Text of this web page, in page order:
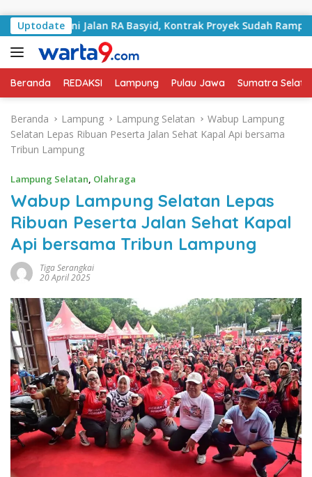
UptodateJalan RA Basyid, Kontrak Proyek Sudah Rampung
Beranda REDAKSI Lampung Pulau Jawa Sumatra
Beranda Lampung Lampung Selatan
Wabup Lampung
Selatan Lepas Ribuan Peserta Jalan Sehat Kapal Api bersama
Tribun Lampung
Lampung Selatan, Olahraga
Wabup Lampung Selatan Lepas
Ribuan Peserta Jalan Sehat Kapal
Api bersama Tribun Lampung
Tiga Serangkai
20 April 2025